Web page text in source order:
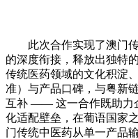
此次合作实现了澳门
的深度衔接，释放出独特
传统医药领域的文化积淀
准）与产品口碑，与粤新
互补 —— 这一合作既助力
化适配壁垒，在葡语国家
门传统中医药从单一产品